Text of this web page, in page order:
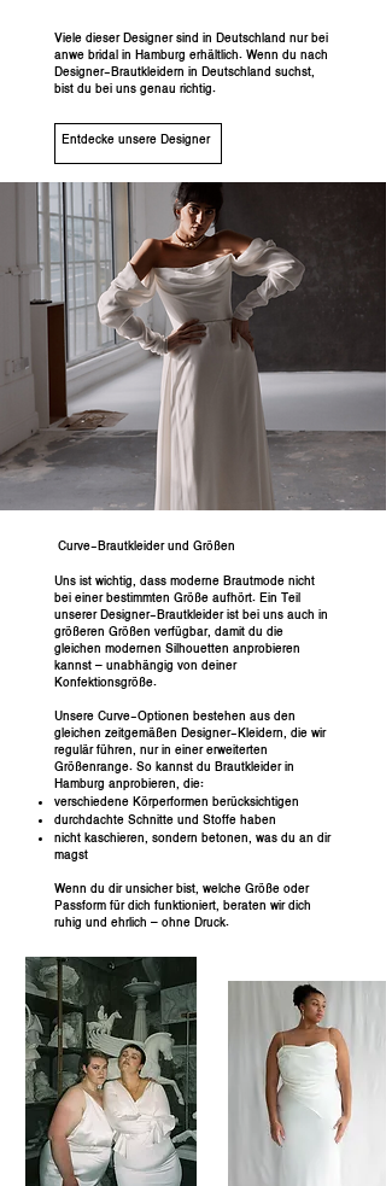
Viele dieser Designer sind in Deutschland nur bei
anwe bridal in Hamburg erhältlich. Wenn du nach
Designer-Brautkleidern in Deutschland suchst,
bist du bei uns genau richtig.
Entdecke unsere Designer
Curve-Brautkleider und Größen
Uns ist wichtig, dass moderne Brautmode nicht
bei einer bestimmten Größe aufhört. Ein Teil
unserer Designer-Brautkleider ist bei uns auch in
größeren Größen verfügbar, damit du die
gleichen modernen Silhouetten anprobieren
kannst – unabhängig von deiner
Konfektionsgröße.
Unsere Curve-Optionen bestehen aus den
gleichen zeitgemäßen Designer-Kleidern, die wir
regulär führen, nur in einer erweiterten
Größenrange. So kannst du Brautkleider in
Hamburg anprobieren, die:
verschiedene Körperformen berücksichtigen
durchdachte Schnitte und Stoffe haben
nicht kaschieren, sondern betonen, was du an dir
magst
Wenn du dir unsicher bist, welche Größe oder
Passform für dich funktioniert, beraten wir dich
ruhig und ehrlich – ohne Druck.